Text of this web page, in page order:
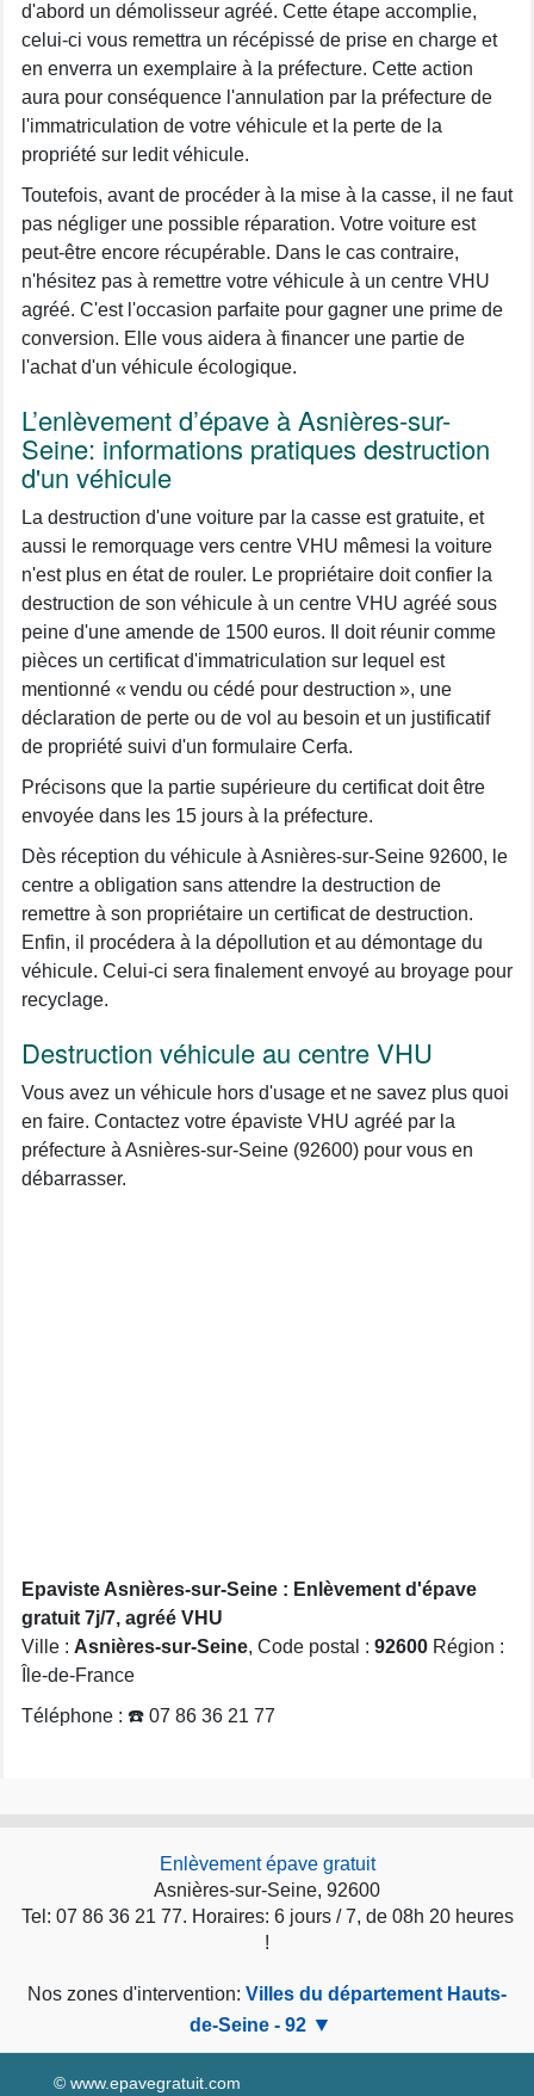
d'abord un démolisseur agréé. Cette étape accomplie,
celui-ci vous remettra un récépissé de prise en charge et
en enverra un exemplaire à la préfecture. Cette action
aura pour conséquence l'annulation par la préfecture de
l'immatriculation de votre véhicule et la perte de la
propriété sur ledit véhicule.
Toutefois, avant de procéder à la mise à la casse, il ne faut
pas négliger une possible réparation. Votre voiture est
peut-être encore récupérable. Dans le cas contraire,
n'hésitez pas à remettre votre véhicule à un centre VHU
agréé. C'est l'occasion parfaite pour gagner une prime de
conversion. Elle vous aidera à financer une partie de
l'achat d'un véhicule écologique.
L’enlèvement d’épave à Asnières-sur-
Seine: informations pratiques destruction
d'un véhicule
La destruction d'une voiture par la casse est gratuite, et
aussi le remorquage vers centre VHU mêmesi la voiture
n'est plus en état de rouler. Le propriétaire doit confier la
destruction de son véhicule à un centre VHU agréé sous
peine d'une amende de 1500 euros. Il doit réunir comme
pièces un certificat d'immatriculation sur lequel est
mentionné « vendu ou cédé pour destruction », une
déclaration de perte ou de vol au besoin et un justificatif
de propriété suivi d'un formulaire Cerfa.
Précisons que la partie supérieure du certificat doit être
envoyée dans les 15 jours à la préfecture.
Dès réception du véhicule à Asnières-sur-Seine 92600, le
centre a obligation sans attendre la destruction de
remettre à son propriétaire un certificat de destruction.
Enfin, il procédera à la dépollution et au démontage du
véhicule. Celui-ci sera finalement envoyé au broyage pour
recyclage.
Destruction véhicule au centre VHU
Vous avez un véhicule hors d'usage et ne savez plus quoi
en faire. Contactez votre épaviste VHU agréé par la
préfecture à Asnières-sur-Seine (92600) pour vous en
débarrasser.
Epaviste Asnières-sur-Seine : Enlèvement d'épave
gratuit 7j/7, agréé VHU
Ville : Asnières-sur-Seine, Code postal : 92600 Région :
Île-de-France
Téléphone : ☎️ 07 86 36 21 77
Enlèvement épave gratuit
Asnières-sur-Seine, 92600
Tel: 07 86 36 21 77. Horaires: 6 jours / 7, de 08h 20 heures
!
Nos zones d'intervention: Villes du département Hauts-
de-Seine - 92
© www.epavegratuit.com